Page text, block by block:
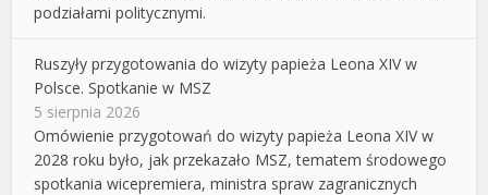
podziałami politycznymi.
Ruszyły przygotowania do wizyty papieża Leona XIV w
Polsce. Spotkanie w MSZ
5 sierpnia 2026
Omówienie przygotowań do wizyty papieża Leona XIV w
2028 roku było, jak przekazało MSZ, tematem środowego
spotkania wicepremiera, ministra spraw zagranicznych